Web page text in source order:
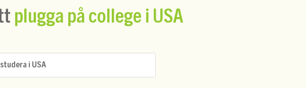
plugga på college i USA
i USA